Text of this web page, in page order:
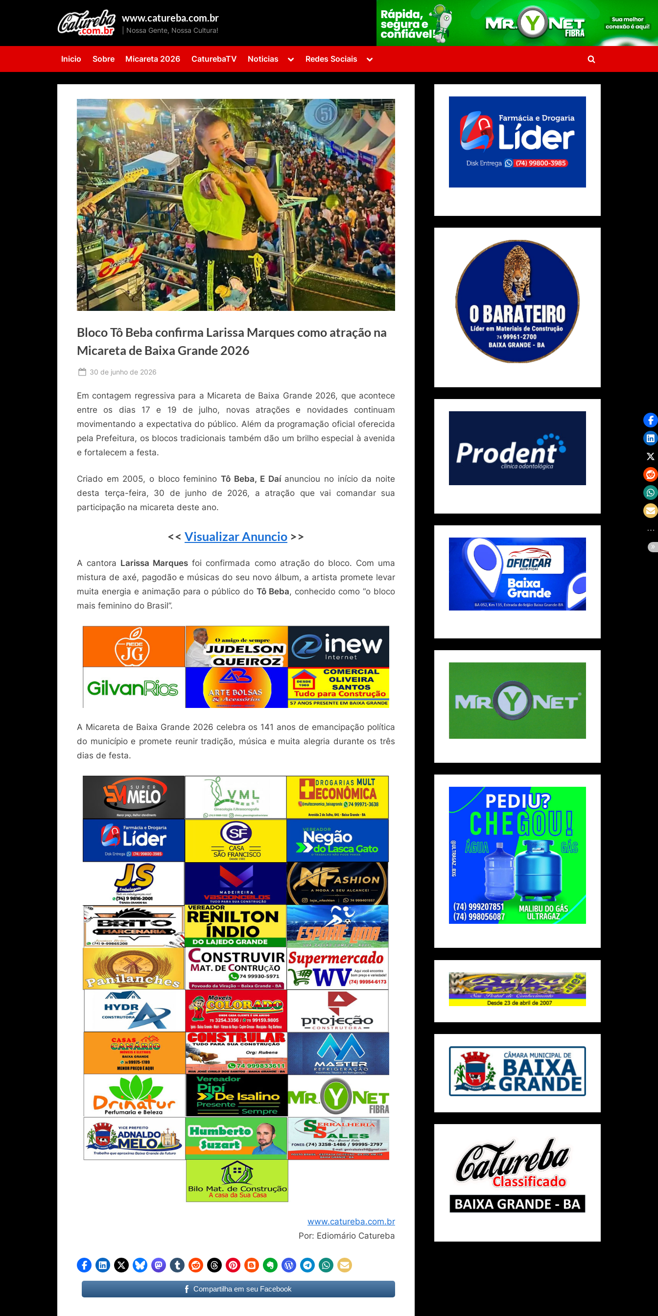
www.catureba.com.br
| Nossa Gente, Nossa Cultura!
Inicio Sobre Micareta 2026 CaturebaTV Noticias
Toggle
menu
Redes Sociais
Toggle
menu
Toggle
Bloco Tô Beba confirma Larissa Marques como atração na
Micareta de Baixa Grande 2026
Posted
30 de junho de 2026
Catureba
Em contagem regressiva para a Micareta de Baixa Grande 2026, que acontece
entre os dias 17 e 19 de julho, novas atrações e novidades continuam
movimentando a expectativa do público. Além da programação oficial oferecida
pela Prefeitura, os blocos tradicionais também dão um brilho especial à avenida
e fortalecem a festa.
Criado em 2005, o bloco feminino Tô Beba, E Daíanunciou no início da noite
desta terça-feira, 30 de junho de 2026, a atração que vai comandar sua
participação na micareta deste ano.
<< Visualizar Anuncio >>
A cantora Larissa Marques foi confirmada como atração do bloco. Com uma
mistura de axé, pagodão e músicas do seu novo álbum, a artista promete levar
muita energia e animação para o público do Tô Beba, conhecido como “o bloco
mais feminino do Brasil”.
A Micareta de Baixa Grande 2026 celebra os 141 anos de emancipação política
do município e promete reunir tradição, música e muita alegria durante os três
dias de festa.
www.catureba.com.br
Por: Ediomário Catureba
Compartilha em seu Facebook